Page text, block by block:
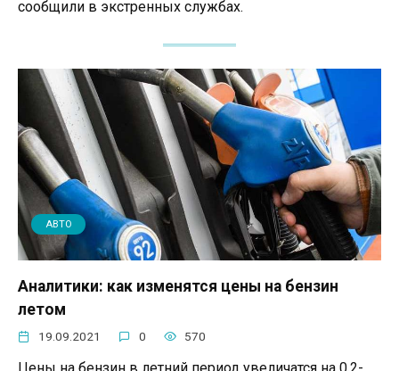
сообщили в экстренных службах.
АВТО
Аналитики: как изменятся цены на бензин
летом
19.09.2021 0 570